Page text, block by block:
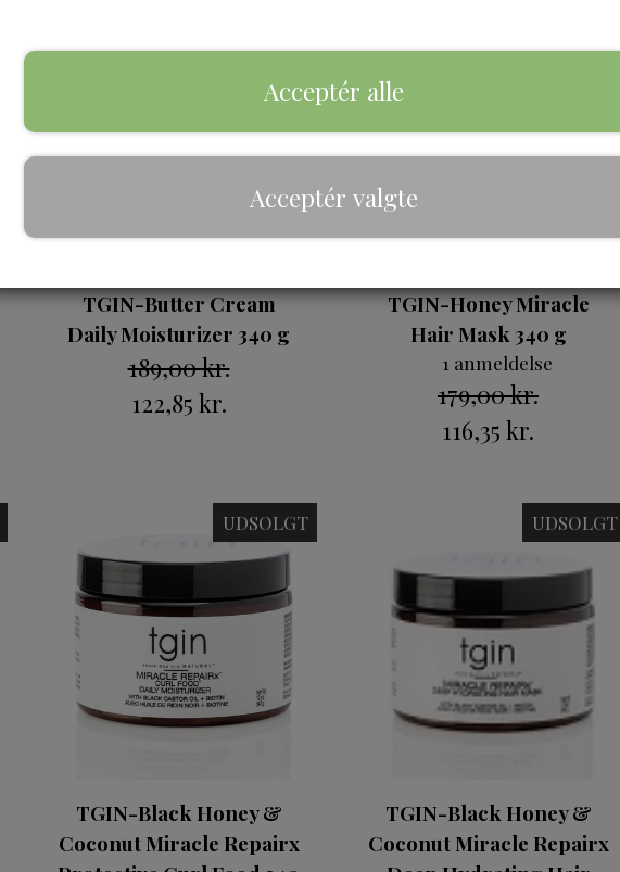
TGIN-Butter Cream
Daily Moisturizer 340 g
189,00 kr.
122,85 kr.
TGIN-Honey Miracle
Hair Mask 340 g
1 anmeldelse
179,00 kr.
116,35 kr.
UDSOLGT
TGIN-Black Honey &
Coconut Miracle Repairx
UDSOLGT
TGIN-Black Honey &
Coconut Miracle Repairx
Acceptér alle
Acceptér valgte